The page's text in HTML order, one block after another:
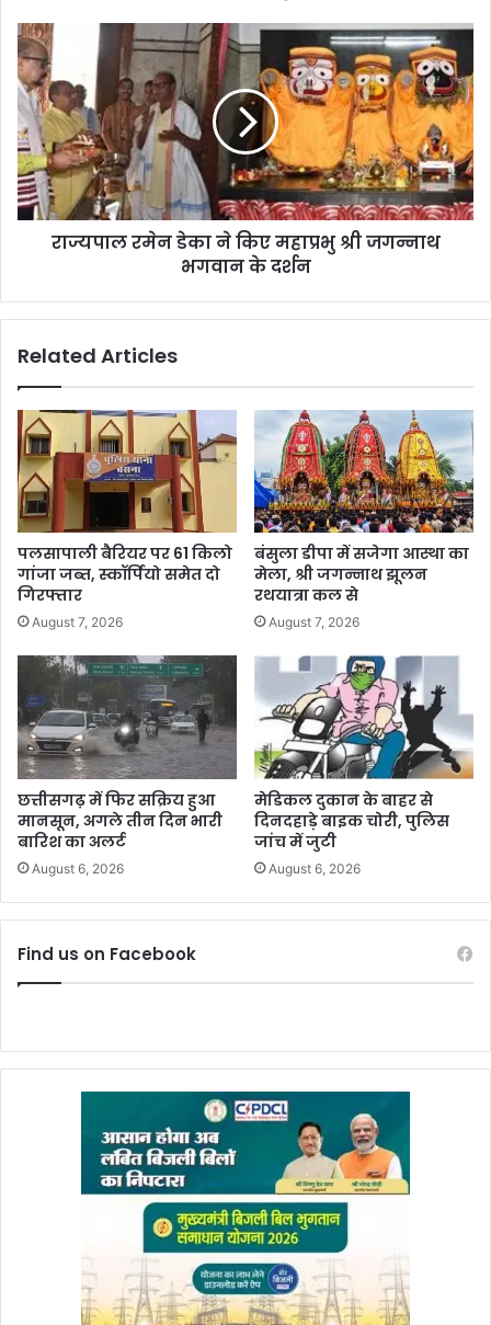
राज्यपाल रमेन डेका ने किए महाप्रभु श्री जगन्नाथ
भगवान के दर्शन
Related Articles
पलसापाली बैरियर पर 61 किलो
गांजा जब्त, स्कॉर्पियो समेत दो
गिरफ्तार
August 7, 2026
बंसुला डीपा में सजेगा आस्था का
मेला, श्री जगन्नाथ झूलन
रथयात्रा कल से
August 7, 2026
छत्तीसगढ़ में फिर सक्रिय हुआ
मानसून, अगले तीन दिन भारी
बारिश का अलर्ट
August 6, 2026
मेडिकल दुकान के बाहर से
दिनदहाड़े बाइक चोरी, पुलिस
जांच में जुटी
August 6, 2026
Find us on Facebook